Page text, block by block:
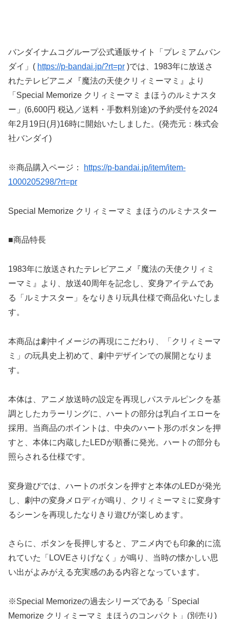
バンダイナムコグループ公式通販サイト「プレミアムバン
ダイ」( https://p-bandai.jp/?rt=pr )では、1983年に放送さ
れたテレビアニメ『魔法の天使クリィミーマミ』より
「Special Memorize クリィミーマミ まほうのルミナスタ
ー」(6,600円 税込／送料・手数料別途)の予約受付を2024
年2月19日(月)16時に開始いたしました。(発売元：株式会
社バンダイ)
※商品購入ページ：
https://p-bandai.jp/item/item-
1000205298/?rt=pr
Special Memorize クリィミーマミ まほうのルミナスター
■商品特長
1983年に放送されたテレビアニメ『魔法の天使クリィミ
ーマミ』より、放送40周年を記念し、変身アイテムであ
る「ルミナスター」をなりきり玩具仕様で商品化いたしま
す。
本商品は劇中イメージの再現にこだわり、「クリィミーマ
ミ」の玩具史上初めて、劇中デザインでの展開となりま
す。
本体は、アニメ放送時の設定を再現しパステルピンクを基
調としたカラーリングに、ハートの部分は乳白イエローを
採用。当商品のポイントは、中央のハート形のボタンを押
すと、本体に内蔵したLEDが順番に発光。ハートの部分も
照らされる仕様です。
変身遊びでは、ハートのボタンを押すと本体のLEDが発光
し、劇中の変身メロディが鳴り、クリィミーマミに変身す
るシーンを再現したなりきり遊びが楽しめます。
さらに、ボタンを長押しすると、アニメ内でも印象的に流
れていた「LOVEさりげなく」が鳴り、当時の懐かしい思
い出がよみがえる充実感のある内容となっています。
※Special Memorizeの過去シリーズである「Special
Memorize クリィミーマミ まほうのコンパクト」(別売り)